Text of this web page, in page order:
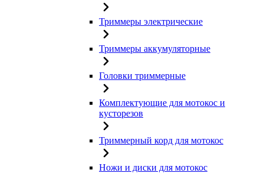
Триммеры электрические
Триммеры аккумуляторные
Головки триммерные
Комплектующие для мотокос и
кусторезов
Триммерный корд для мотокос
Ножи и диски для мотокос